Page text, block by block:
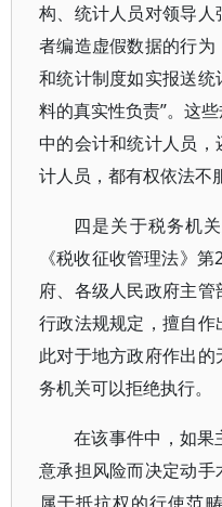
构、统计人员对领导
者编造虚假数据的行
和统计制度如实报送
料的真实性负责”。这
中的会计和统计人员
计人员，都有权依法不
四是关于税务机
《税收征收管理法》
府、各级人民政府主管
行政法规规定，擅自
此对于地方政府作出
务机关可以拒绝执行。
在该事件中，如果
意承担风险而决定动